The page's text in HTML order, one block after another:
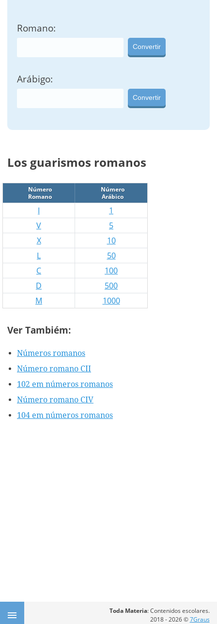
Romano:
Convertir
Arábigo:
Convertir
Los guarismos romanos
Número
Romano
Número
Arábico
I
1
V
5
X
10
L
50
C
100
D
500
M
1000
Ver Tambiém:
Números romanos
Número romano CII
102 em números romanos
Número romano CIV
104 em números romanos
Toda Materia: Contenidos escolares.
2018 - 2026 ©7Graus